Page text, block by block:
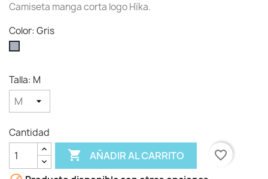
Camiseta manga corta logo Hïka.
Color: Gris
Talla: M
Cantidad
 AÑADIR AL CARRITO
favorite_border